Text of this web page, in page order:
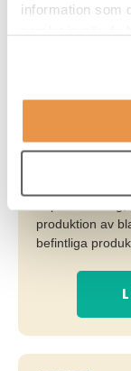
information som
Om
och miljönytta
för att sedan
bolaget till ett
Företaget
produktion av
befintliga